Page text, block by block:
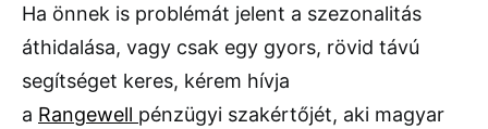
Ha önnek is problémát jelent a szezonalitás
áthidalása, vagy csak egy gyors, rövid távú
segítséget keres, kérem hívja
a Rangewell pénzügyi szakértőjét, aki magyar